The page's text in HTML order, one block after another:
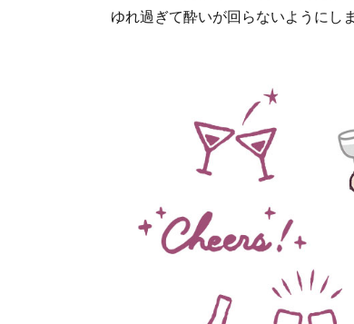
ゆれ過ぎて酔いが回らないようにし